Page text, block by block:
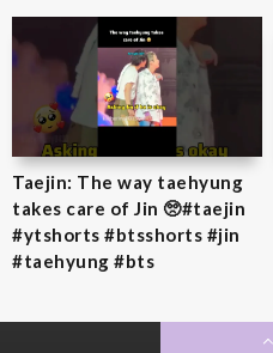
Taejin: The way taehyung
takes care of Jin 🥺#taejin
#ytshorts #btsshorts #jin
#taehyung #bts